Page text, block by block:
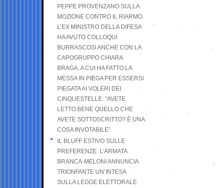
PEPPE PROVENZANO SULLA
MOZIONE CONTRO IL RIARMO.
L’EX MINISTRO DELLA DIFESA
HA AVUTO COLLOQUI
BURRASCOSI ANCHE CON LA
CAPOGRUPPO CHIARA
BRAGA, A CUI HA FATTO LA
MESSA IN PIEGA PER ESSERSI
PIEGATA AI VOLERI DEI
CINQUESTELLE: “AVETE
LETTO BENE QUELLO CHE
AVETE SOTTOSCRITTO? È UNA
COSA INVOTABILE”
IL BLUFF ESTIVO SULLE
PREFERENZE. L’ARMATA
BRANCA-MELONI ANNUNCIA
TRIONFANTE UN’INTESA
SULLA LEGGE ELETTORALE